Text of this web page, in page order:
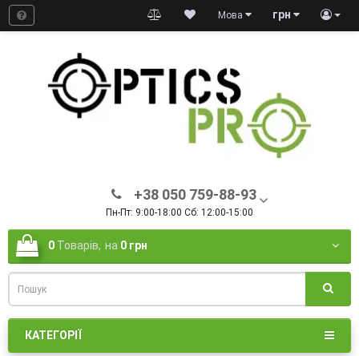
грн
Мова
+38 050 759-88-93
Пн-Пт: 9:00-18:00 Сб: 12:00-15:00
0 Товарів, на 0 грн
КАТЕГОРІЇ